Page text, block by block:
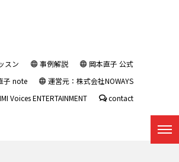
スン 事例解説
岡本直子 公式
子 note
運営元：株式会社NOWAYS
IMI Voices ENTERTAINMENT
contact